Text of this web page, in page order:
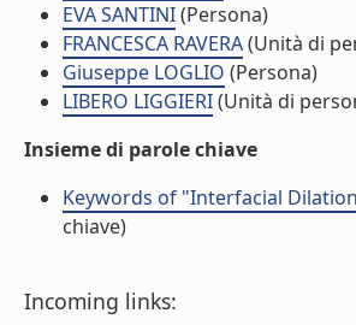
EVA SANTINI(Persona)
FRANCESCA RAVERA(Unità di
Giuseppe LOGLIO (Persona)
LIBERO LIGGIERI(Unità di
Insieme di parole chiave
Keywords of "Interfacial
chiave)
Incoming links: